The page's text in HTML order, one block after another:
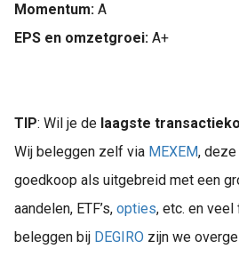
Momentum: A
EPS en omzetgroei: A+
TIP: Wil je de laagste
Wij beleggen zelf via MEXEM, deze
goedkoop als uitgebreid met een
aandelen, ETF’s, opties, etc. en veel
beleggen bij DEGIRO zijn we